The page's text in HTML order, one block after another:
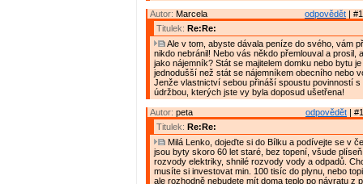
odpovědět |
Autor: Marcela
Titulek: Re:Re:
Ale v tom, abyste dávala peníze do svého, vám
nikdo nebránil! Nebo vás někdo přemlouval a prosil,
jako nájemník? Stát se majitelem domku nebo bytu
jednodušší než stát se nájemníkem obecního nebo
Jenže vlastnictví sebou přináší spoustu povinností s
údržbou, kterých jste vy byla doposud ušetřena!
odpovědět |
Autor: peta
Titulek: Re:Re:
Milá Lenko, dojeďte si do Bílku a podívejte se v
jsou byty skoro 60 let staré, bez topení, všude
rozvody elektriky, shnilé rozvody vody a odpadů.
musíte si investovat min. 100 tisíc do plynu, nebo
ale rozhodně nebudete mít doma teplo po návratu z